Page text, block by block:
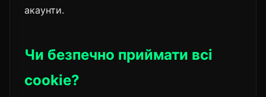
акаунти.
Чи безпечно приймати всі
cookie?